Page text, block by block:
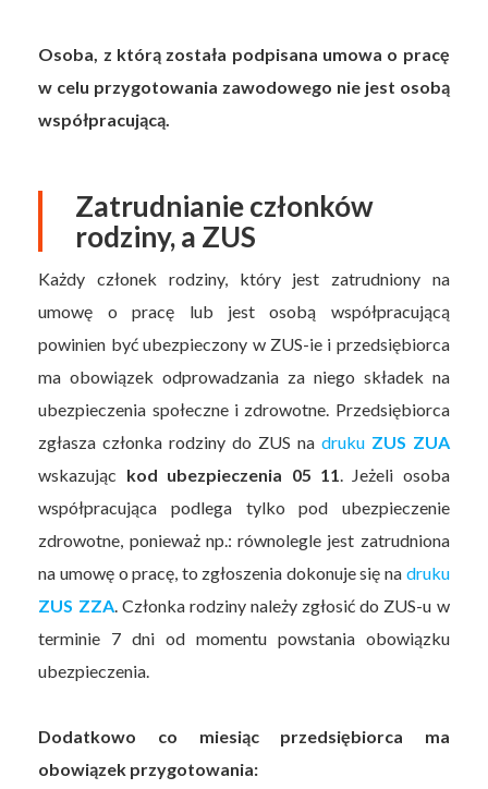
Osoba, z którą została podpisana umowa o pracę
w celu przygotowania zawodowego nie jest osobą
współpracującą.
Zatrudnianie członków
rodziny, a ZUS
Każdy członek rodziny, który jest zatrudniony na
umowę o pracę lub jest osobą współpracującą
powinien być ubezpieczony w ZUS-ie i przedsiębiorca
ma obowiązek odprowadzania za niego składek na
ubezpieczenia społeczne i zdrowotne. Przedsiębiorca
zgłasza członka rodziny do ZUS na druku ZUS ZUA
wskazując kod ubezpieczenia 05 11
. Jeżeli osoba
współpracująca podlega tylko pod ubezpieczenie
zdrowotne, ponieważ np.: równolegle jest zatrudniona
na umowę o pracę, to zgłoszenia dokonuje się na druku
ZUS ZZA. Członka rodziny należy zgłosić do ZUS-u w
terminie 7 dni od momentu powstania obowiązku
ubezpieczenia.
Dodatkowo co miesiąc przedsiębiorca ma
obowiązek przygotowania: